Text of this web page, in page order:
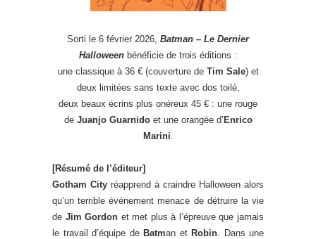
Sorti le 6 février 2026, Batman – Le Dernier
Halloween bénéficie de trois éditions :
une classique à 36 € (couverture de Tim Sale) et
deux limitées sans texte avec dos toilé,
deux beaux écrins plus onéreux 45 € : une rouge
de Juanjo Guarnidoet une orangée d’ Enrico
Marini.
[Résumé de l’éditeur]
Gotham City réapprend à craindre Halloween alors
qu’un terrible événement menace de détruire la vie
de Jim Gordon et met plus à l’épreuve que jamais
le travail d’équipe de Batman et Robin. Dans une